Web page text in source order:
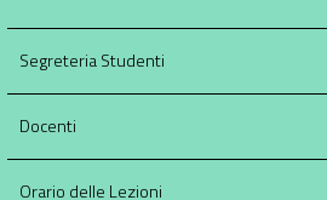
Segreteria Studenti
Docenti
Orario delle Lezioni